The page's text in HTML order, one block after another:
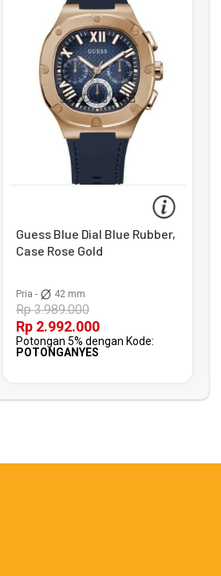
Guess Blue Dial Blue Rubber,
Case Rose Gold
Pria - 42 mm
Rp 3.989.000
Rp 2.992.000
Potongan 5% dengan Kode:
POTONGANYES